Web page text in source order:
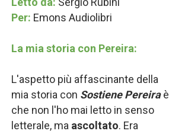
Per: Emons Audiolibri
La mia storia con Pereira:
L'aspetto più affascinante della
mia storia con Sostiene Pereiraè
che non l'ho mai letto in senso
letterale, ma ascoltato. Era